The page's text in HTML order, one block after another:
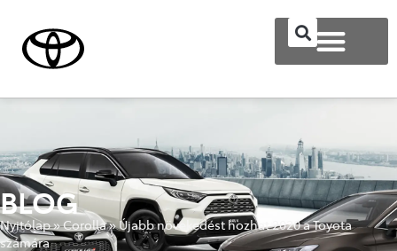
BLOG
Nyitólap»Corolla»Újabb növekedést hozhat 2020 a Toyota
számára